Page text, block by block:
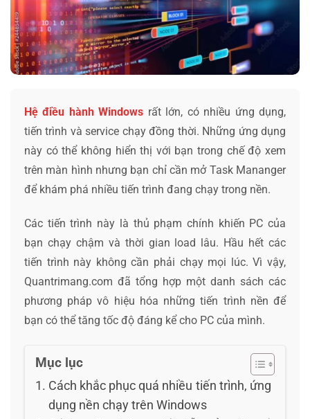
Hệ điều hành Windows rất lớn, có nhiều ứng dụng,
tiến trình và service chạy đồng thời. Những ứng dụng
này có thể không hiển thị với bạn trong chế độ xem
trên màn hình nhưng bạn chỉ cần mở Task Mananger
để khám phá nhiều tiến trình đang chạy trong nền.
Các tiến trình này là thủ phạm chính khiến PC của
bạn chạy chậm và thời gian load lâu. Hầu hết các
tiến trình này không cần phải chạy mọi lúc. Vì vậy,
Quantrimang.com đã tổng hợp một danh sách các
phương pháp vô hiệu hóa những tiến trình nền để
bạn có thể tăng tốc độ đáng kể cho PC của mình.
Mục lục
Cách khắc phục quá nhiều tiến trình, ứng
dụng nền chạy trên Windows